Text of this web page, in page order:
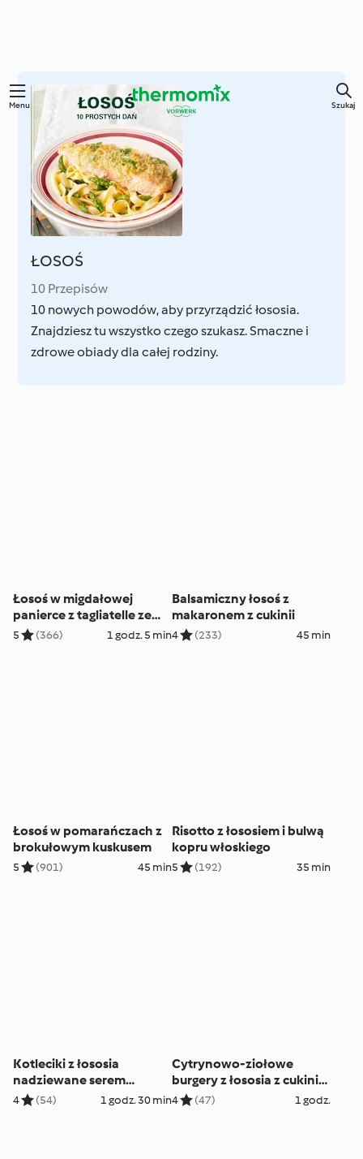
Przejdź
głównej
Menu Szukaj
ŁOSOŚ
10 Przepisów
10 nowych powodów, aby przyrządzić łososia.
Znajdziesz tu wszystko czego szukasz. Smaczne i
zdrowe obiady dla całej rodziny.
Łosoś w migdałowej
panierce z tagliatelle ze
szparagami
5 (366) 1 godz. 5 min
Balsamiczny łosoś z
makaronem z cukinii
4 (233) 45 min
Łosoś w pomarańczach z
brokułowym kuskusem
5 (901) 45 min
Risotto z łososiem i bulwą
kopru włoskiego
5 (192) 35 min
Kotleciki z łososia
nadziewane serem
gruyère
4 (54) 1 godz. 30 min
Cytrynowo-ziołowe
burgery z łososia z cukinią
w parmezanie
4 (47) 1 godz.